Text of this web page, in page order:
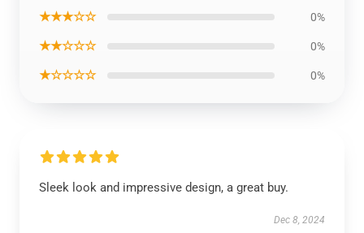
★★★☆☆ 0%
★★☆☆☆ 0%
★☆☆☆☆ 0%
Sleek look and impressive design, a great buy.
Dec 8, 2024